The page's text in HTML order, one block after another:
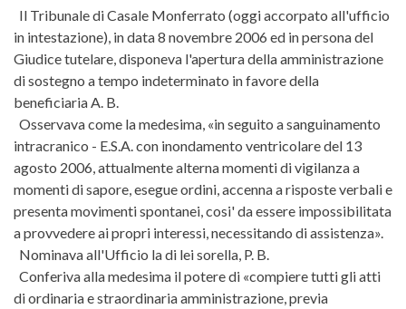
Il Tribunale di Casale Monferrato (oggi accorpato all'ufficio
in intestazione), in data 8 novembre 2006 ed in persona del
Giudice tutelare, disponeva l'apertura della amministrazione
di sostegno a tempo indeterminato in favore della
beneficiaria A. B.
Osservava come la medesima, «in seguito a sanguinamento
intracranico - E.S.A. con inondamento ventricolare del 13
agosto 2006, attualmente alterna momenti di vigilanza a
momenti di sapore, esegue ordini, accenna a risposte verbali e
presenta movimenti spontanei, cosi' da essere impossibilitata
a provvedere ai propri interessi, necessitando di assistenza».
Nominava all'Ufficio la di lei sorella, P. B.
Conferiva alla medesima il potere di «compiere tutti gli atti
di ordinaria e straordinaria amministrazione, previa